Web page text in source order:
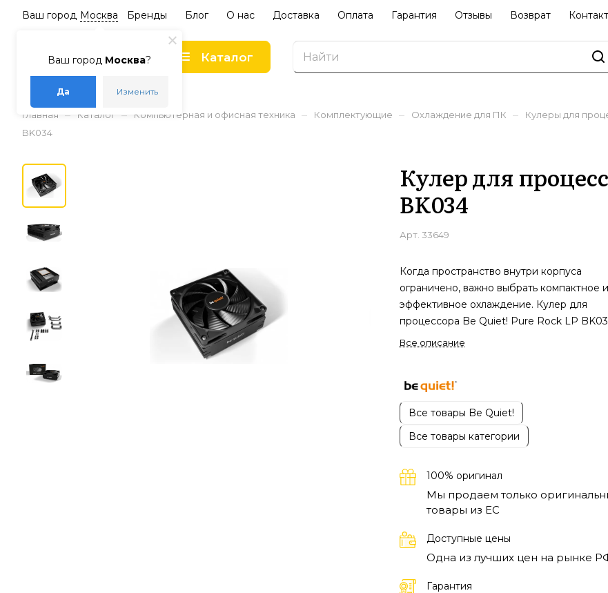
Ваш город Москва?
Да Изменить
Ваш город Москва Бренды Блог О нас Доставка Оплата Гарантия Отзывы Возврат
Каталог
Главная – Каталог – Компьютерная и офисная техника – Комплектующие – Охлаждение для ПК – Кулеры для
BK034
Кулер для
BK034
Арт. 33649
Когда пространство внутри корпуса
ограничено, важно выбрать компактное и
эффективное охлаждение. Кулер для
процессора Be Quiet! Pure Rock LP
создан для небольших компьютерных
помогает поддерживать стабильную
температуру процессора во время
и повседневных задач. Благодаря
конструкции кулер эффективно отводит
при длительной нагрузке.
LP отлично подходит для компактных ПК,
домашних мультимедийных систем и
небольших рабочих станций.
дизайн позволяет устанавливать его в
с ограниченным внутренним
Тихая работа и надежная конструкция
Все описание
Все товары Be Quiet!
Все товары категории
100% оригинал
Мы продаем только
товары из EC
Доступные цены
Одна из лучших цен на рынке
Гарантия